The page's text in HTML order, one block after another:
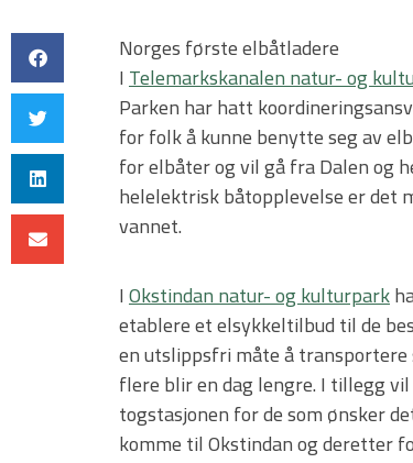
Norges første elbåtladere
ITelemarkskanalen natur- og
Parken har hatt
for folk å kunne benytte seg av
for elbåter og vil gå fra Dalen og
helelektrisk båtopplevelse er det
vannet.
IOkstindan natur- og kulturpark
etablere et elsykkeltilbud til de
en utslippsfri måte å
flere blir en dag lengre. I tillegg
togstasjonen for de som ønsker
komme til Okstindan og deretter